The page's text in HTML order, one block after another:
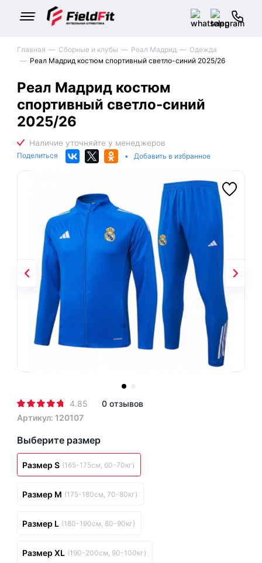
Главная Сборные и клубы Реал Мадрид
Одежда
Реал Мадрид костюм спортивный светло-синий 2025/26
Реал Мадрид костюм
спортивный светло-синий
2025/26
Поделиться • Добавить в избранное
4.85
0 отзывов
Артикул: 120107
Выберите размер
Размер S (165-175см, 60-70кг)
Размер M (175-180см, 70-80кг)
Размер L (180-190см, 80-90кг)
Размер XL (190-200см, 90-100кг)